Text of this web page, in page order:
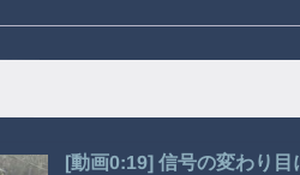
[動画0:19] 信号の変わり